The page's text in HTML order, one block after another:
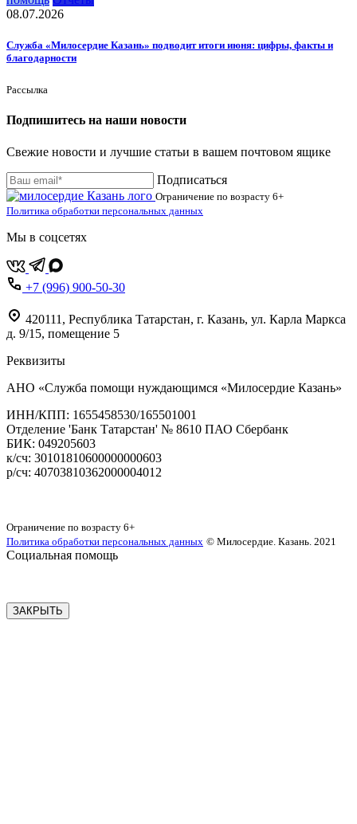
08.07.2026
Служба «Милосердие Казань» подводит итоги июня: цифры, факты и
благодарности
Рассылка
Подпишитесь на наши новости
Свежие новости и лучшие статьи в вашем почтовом ящике
Подписаться
Ограничение по возрасту 6+
Политика обработки персональных данных
Мы в соцсетях
+7 (996) 900-50-30
420111 , Республика Татарстан, г. Казань, ул. Карла Маркса
д. 9/15, помещение 5
Реквизиты
АНО «Служба помощи нуждающимся «Милосердие Казань»
‌ИНН/КПП: 1655458530/165501001
Отделение 'Банк Татарстан' № 8610 ПАО Сбербанк
БИК: 049205603
‌к/сч: 30101810600000000603
р/сч: 40703810362000004012
Ограничение по возрасту 6+
Политика обработки персональных данных © Милосердие. Казань. 2021
Социальная помощь
ЗАКРЫТЬ